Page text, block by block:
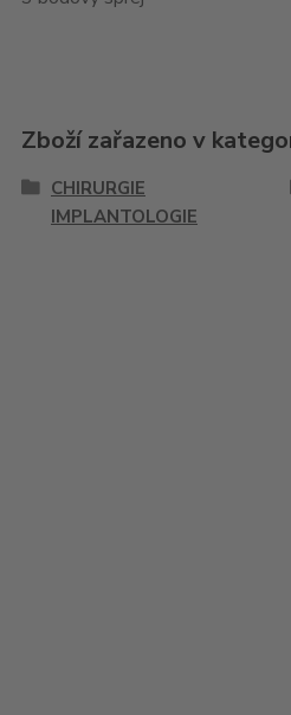
Zboží zařazeno v
CHIRURGIE
IMPLANTOLOGIE